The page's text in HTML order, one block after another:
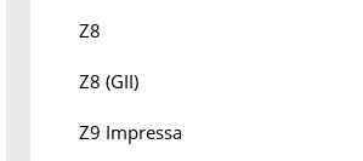
Z8
Z8 (GII)
Z9 Impressa